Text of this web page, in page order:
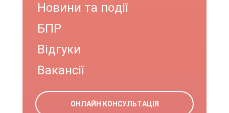
Новини та події
БПР
Відгуки
Вакансії
ОНЛАЙН КОНСУЛЬТАЦІЯ